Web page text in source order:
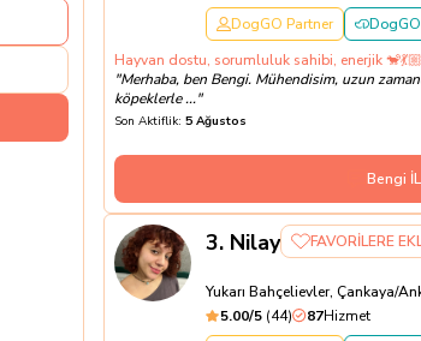
DogGO Partner
Hayvan dostu, sorumluluk sahibi, enerjik 🐒💃🏼
"Merhaba, ben Bengi. Mühendisim, uzun
köpeklerle ..."
Son Aktiflik: 5 Ağustos
Bengi
3. Nilay FAVORİLERE
Yukarı Bahçelievler, Çankaya/
5.00/5 (44) 87Hizmet